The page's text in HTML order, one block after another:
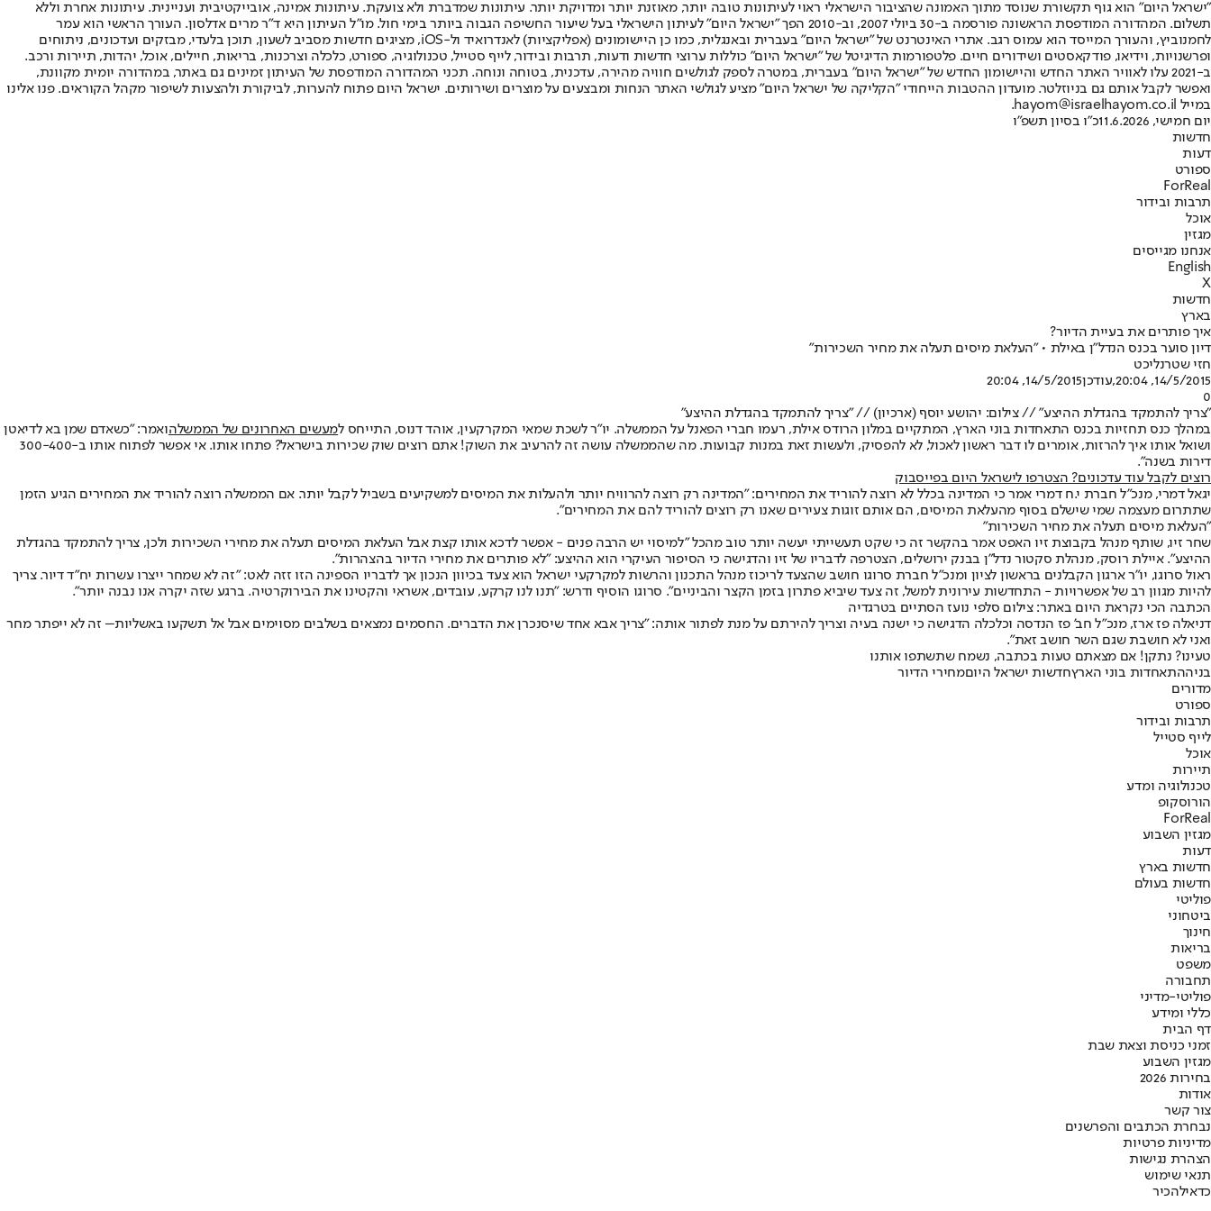
"ישראל היום" הוא גוף תקשורת שנוסד מתוך האמונה שהציבור הישראלי ראוי לעיתונות טובה יותר, מאוזנת יותר ומדויקת יותר. עיתונות שמדברת ולא צועקת. עיתונות אמינה, אובייקטיבית ועניינית. עיתונות אחרת וללא
תשלום. המהדורה המודפסת הראשונה פורסמה ב-30 ביולי 2007, וב-2010 הפך "ישראל היום" לעיתון הישראלי בעל שיעור החשיפה הגבוה ביותר בימי חול. מו"ל העיתון היא ד"ר מרים אדלסון. העורך הראשי הוא עמר
לחמנוביץ, והעורך המייסד הוא עמוס רגב. אתרי האינטרנט של "ישראל היום" בעברית ובאנגלית, כמו כן היישומונים (אפליקציות) לאנדרואיד ול-iOS, מציגים חדשות מסביב לשעון, תוכן בלעדי, מבזקים ועדכונים, ניתוחים
ופרשנויות, וידיאו, פודקאסטים ושידורים חיים. פלטפורמות הדיגיטל של "ישראל היום" כוללות ערוצי חדשות ודעות, תרבות ובידור, לייף סטייל, טכנולוגיה, ספורט, כלכלה וצרכנות, בריאות, חיילים, אוכל, יהדות, תיירות ורכב.
ב-2021 עלו לאוויר האתר החדש והיישומון החדש של "ישראל היום" בעברית, במטרה לספק לגולשים חוויה מהירה, עדכנית, בטוחה ונוחה. תכני המהדורה המודפסת של העיתון זמינים גם באתר, במהדורה יומית מקוונת,
ואפשר לקבל אותם גם בניוזלטר. מועדון ההטבות הייחודי "הקליקה של ישראל היום" מציע לגולשי האתר הנחות ומבצעים על מוצרים ושירותים. ישראל היום פתוח להערות, לביקורת ולהצעות לשיפור מקהל הקוראים. פנו אלינו
במייל hayom@israelhayom.co.il.
יום חמישי, 11.6.2026
כ"ו בסיון תשפ"ו
חדשות
דעות
ספורט
ForReal
תרבות ובידור
אוכל
מגזין
אנחנו מגייסים
English
X
חדשות
בארץ
איך פותרים את בעיית הדיור?
דיון סוער בכנס הנדל"ן באילת • "העלאת מיסים תעלה את מחיר השכירות"
חזי שטרנליכט
14/5/2015, 20:04
,עודכן14/5/2015, 20:04
0
"צריך להתמקד בהגדלת ההיצע" // צילום: יהושע יוסף (ארכיון) // "צריך להתמקד בהגדלת ההיצע"
במהלך כנס תחזיות בכנס התאחדות בוני הארץ, המתקיים במלון הרודס אילת, רעמו חברי הפאנל על הממשלה. יו"ר לשכת שמאי המקרקעין, אוהד דנוס, התייחס למעשים האחרונים של הממשלהואמר: "כשאדם שמן בא לדיאטן
ושואל אותו איך להרזות, אומרים לו דבר ראשון לאכול, לא להפסיק, ולעשות זאת במנות קבועות. מה שהממשלה עושה זה להרעיב את השוק! אתם רוצים שוק שכירות בישראל? פתחו אותו. אי אפשר לפתוח אותו ב-300-400
דירות בשנה".
רוצים לקבל עוד עדכונים? הצטרפו לישראל היום בפייסבוק
יגאל דמרי, מנכ"ל חברת י.ח דמרי אמר כי המדינה בכלל לא רוצה להוריד את המחירים: "המדינה רק רוצה להרוויח יותר ולהעלות את המיסים למשקיעים בשביל לקבל יותר. אם הממשלה רוצה להוריד את המחירים הגיע הזמן
שתתרום מעצמה שמי שישלם בסוף מהעלאת המיסים, הם אותם זוגות צעירים שאנו רק רוצים להוריד להם את המחירים".
"העלאת מיסים תעלה את מחיר השכירות"
שחר זיו, שותף מנהל בקבוצת זיו האפט אמר בהקשר זה כי שקט תעשייתי יעשה יותר טוב מהכל "למיסוי יש הרבה פנים - אפשר לדכא אותו קצת אבל העלאת המיסים תעלה את מחירי השכירות ולכן, צריך להתמקד בהגדלת
ההיצע". איילת רוסק, מנהלת סקטור נדל"ן בבנק ירושלים, הצטרפה לדבריו של זיו והדגישה כי הסיפור העיקרי הוא ההיצע: "לא פותרים את מחירי הדיור בהצהרות".
ראול סרוגו, יו"ר ארגון הקבלנים בראשון לציון ומנכ"ל חברת סרוגו חושב שהצעד לריכוז מנהל התכנון והרשות למקרקעי ישראל הוא צעד בכיוון הנכון אך לדבריו הספינה הזו זזה לאט: "זה לא שמחר ייצרו עשרות יח"ד דיור. צריך
להיות מגוון רב של אפשרויות - התחדשות עירונית למשל, זה צעד שיביא פתרון בזמן הקצר והביניים". סרוגו הוסיף ודרש: "תנו לנו קרקע, עובדים, אשראי והקטינו את הבירוקרטיה. ברגע שזה יקרה אנו נבנה יותר".
הכתבה הכי נקראת היום באתר: צילום סלפי נועז הסתיים בטרגדיה
דניאלה פז ארז, מנכ"ל חב' פז הנדסה וכלכלה הדגישה כי ישנה בעיה וצריך להירתם על מנת לפתור אותה: "צריך אבא אחד שיסנכרן את הדברים. החסמים נמצאים בשלבים מסוימים אבל אל תשקעו באשליות– זה לא ייפתר מחר
ואני לא חושבת שגם השר חושב זאת".
טעינו? נתקן! אם מצאתם טעות בכתבה, נשמח שתשתפו אותנו
בניההתאחדות בוני הארץחדשות ישראל היוםמחירי הדיור
מדורים
ספורט
תרבות ובידור
לייף סטייל
אוכל
תיירות
טכנולוגיה ומדע
הורוסקופ
ForReal
מגזין השבוע
דעות
חדשות בארץ
חדשות בעולם
פוליטי
ביטחוני
חינוך
בריאות
משפט
תחבורה
פוליטי-מדיני
כללי ומידע
דף הבית
זמני כניסת וצאת שבת
מגזין השבוע
בחירות 2026
אודות
צור קשר
נבחרת הכתבים והפרשנים
מדיניות פרטיות
הצהרת נגישות
תנאי שימוש
כדאילהכיר